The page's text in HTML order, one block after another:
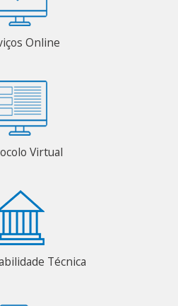
Online
Virtual
Técnica